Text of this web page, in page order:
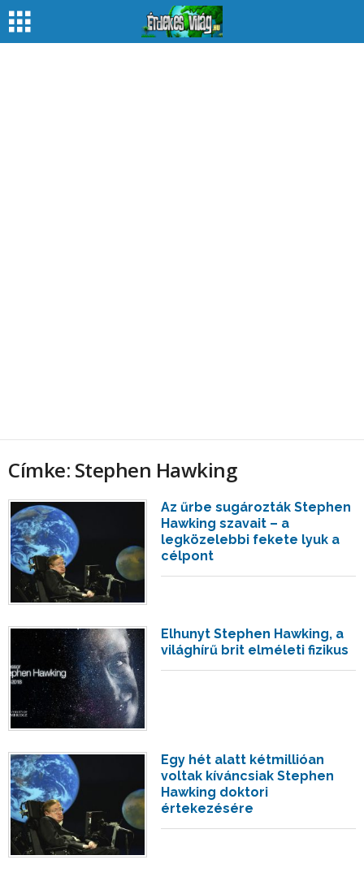
Címke: Stephen Hawking
Az űrbe sugározták Stephen
Hawking szavait – a
legközelebbi fekete lyuk a
célpont
Elhunyt Stephen Hawking, a
világhírű brit elméleti fizikus
Egy hét alatt kétmillióan
voltak kíváncsiak Stephen
Hawking doktori
értekezésére